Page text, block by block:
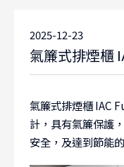
2025-12-23
氣簾式排煙櫃
氣簾式排煙櫃 IAC
計，具有氣簾保護
安全，及達到節能